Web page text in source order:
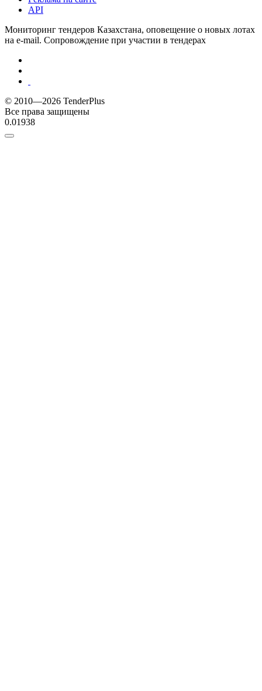
API
Мониторинг тендеров Казахстана, оповещение о новых лотах
на e-mail. Сопровождение при участии в тендерах
© 2010—2026 TenderPlus
Все права защищены
0.01938